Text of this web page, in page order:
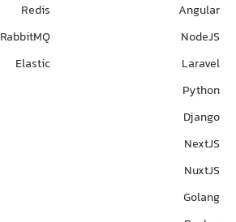
Angular
NodeJS
Laravel
Python
Django
NextJS
NuxtJS
Golang
Redis
RabbitMQ
Elastic